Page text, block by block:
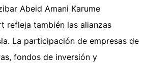
Abeid Amani Karume
refleja también las alianzas
La participación de empresas de
fondos de inversión y